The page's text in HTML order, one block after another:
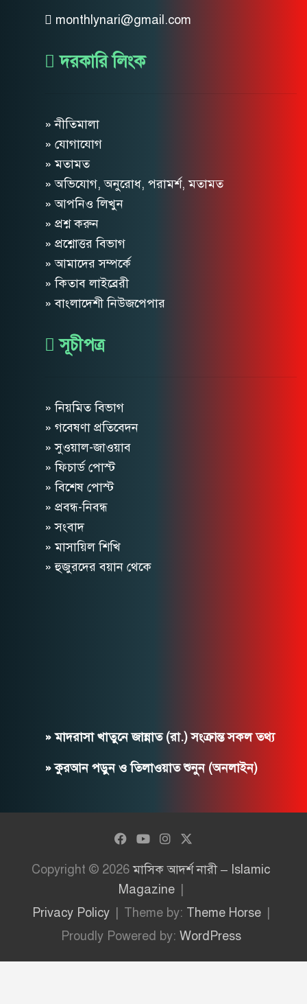
monthlynari@gmail.com
দরকারি লিংক
» নীতিমালা
» যোগাযোগ
» মতামত
» অভিযোগ, অনুরোধ, পরামর্শ, মতামত
» আপনিও লিখুন
» প্রশ্ন করুন
» প্রশ্নোত্তর বিভাগ
» আমাদের সম্পর্কে
» কিতাব লাইব্রেরী
» বাংলাদেশী নিউজপেপার
সূচীপত্র
» নিয়মিত বিভাগ
» গবেষণা প্রতিবেদন
» সুওয়াল-জাওয়াব
» ফিচার্ড পোস্ট
» বিশেষ পোস্ট
» প্রবন্ধ-নিবন্ধ
» সংবাদ
» মাসায়িল শিখি
» হুজুরদের বয়ান থেকে
» মাদরাসা খাতুনে জান্নাত (রা.) সংক্রান্ত সকল তথ্য
» কুরআন পড়ুন ও তিলাওয়াত শুনুন (অনলাইন)
Copyright © 2026মাসিক আদর্শ নারী – Islamic
Magazine
Privacy Policy
Theme by: Theme Horse
Proudly Powered by: WordPress